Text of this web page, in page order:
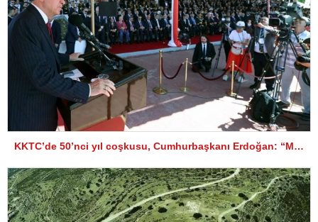
KKTC’de 50’nci yıl coşkusu, Cumhurbaşkanı Erdoğan: “Müzakereye ve çözüme hazırız”